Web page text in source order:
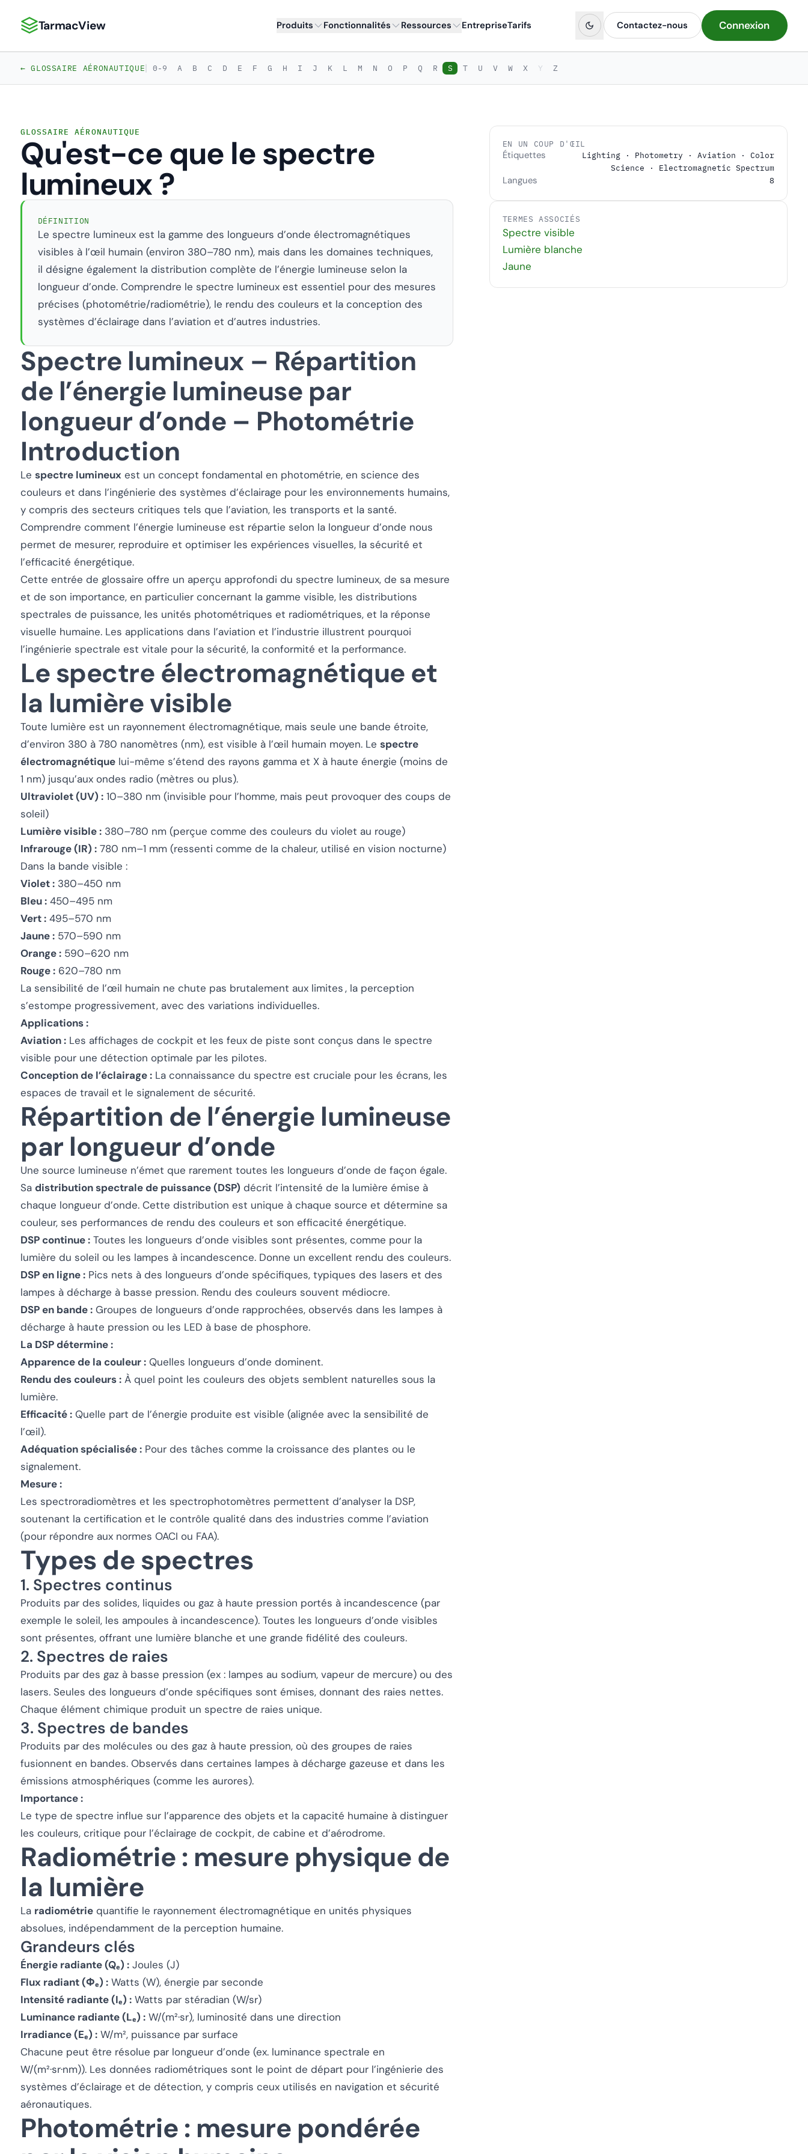
TarmacView : Analyses aéronautiques de précision
TarmacView Produits Fonctionnalités Ressources EntrepriseTarifs Contactez-nous Connexion
← GLOSSAIRE AÉRONAUTIQUE| 0-9 A B C D E F G H I J K L M N O P Q R S T U V W X Y Z
GLOSSAIRE AÉRONAUTIQUE
Qu'est-ce que le spectre
lumineux ?
DÉFINITION
Le spectre lumineux est la gamme des longueurs d’onde électromagnétiques
visibles à l’œil humain (environ 380–780 nm), mais dans les domaines techniques,
il désigne également la distribution complète de l’énergie lumineuse selon la
longueur d’onde. Comprendre le spectre lumineux est essentiel pour des mesures
précises (photométrie/radiométrie), le rendu des couleurs et la conception des
systèmes d’éclairage dans l’aviation et d’autres industries.
Spectre lumineux – Répartition
de l’énergie lumineuse par
longueur d’onde – Photométrie
Introduction
Le spectre lumineux est un concept fondamental en photométrie, en science des
couleurs et dans l’ingénierie des systèmes d’éclairage pour les environnements humains,
y compris des secteurs critiques tels que l’aviation, les transports et la santé.
Comprendre comment l’énergie lumineuse est répartie selon la longueur d’onde nous
permet de mesurer, reproduire et optimiser les expériences visuelles, la sécurité et
l’efficacité énergétique.
Cette entrée de glossaire offre un aperçu approfondi du spectre lumineux, de sa mesure
et de son importance, en particulier concernant la gamme visible, les distributions
spectrales de puissance, les unités photométriques et radiométriques, et la réponse
visuelle humaine. Les applications dans l’aviation et l’industrie illustrent pourquoi
l’ingénierie spectrale est vitale pour la sécurité, la conformité et la performance.
Le spectre électromagnétique et
la lumière visible
Toute lumière est un rayonnement électromagnétique, mais seule une bande étroite,
d’environ 380 à 780 nanomètres (nm), est visible à l’œil humain moyen. Le spectre
électromagnétique lui-même s’étend des rayons gamma et X à haute énergie (moins de
1 nm) jusqu’aux ondes radio (mètres ou plus).
Ultraviolet (UV) : 10–380 nm (invisible pour l’homme, mais peut provoquer des coups de
soleil)
Lumière visible : 380–780 nm (perçue comme des couleurs du violet au rouge)
Infrarouge (IR) : 780 nm–1 mm (ressenti comme de la chaleur, utilisé en vision nocturne)
Dans la bande visible :
Violet : 380–450 nm
Bleu : 450–495 nm
Vert : 495–570 nm
Jaune : 570–590 nm
Orange : 590–620 nm
Rouge : 620–780 nm
La sensibilité de l’œil humain ne chute pas brutalement aux limites , la perception
s’estompe progressivement, avec des variations individuelles.
Applications :
Aviation : Les affichages de cockpit et les feux de piste sont conçus dans le spectre
visible pour une détection optimale par les pilotes.
Conception de l’éclairage : La connaissance du spectre est cruciale pour les écrans, les
espaces de travail et le signalement de sécurité.
Répartition de l’énergie lumineuse
par longueur d’onde
Une source lumineuse n’émet que rarement toutes les longueurs d’onde de façon égale.
Sa distribution spectrale de puissance (DSP) décrit l’intensité de la lumière émise à
chaque longueur d’onde. Cette distribution est unique à chaque source et détermine sa
couleur, ses performances de rendu des couleurs et son efficacité énergétique.
DSP continue : Toutes les longueurs d’onde visibles sont présentes, comme pour la
lumière du soleil ou les lampes à incandescence. Donne un excellent rendu des couleurs.
DSP en ligne : Pics nets à des longueurs d’onde spécifiques, typiques des lasers et des
lampes à décharge à basse pression. Rendu des couleurs souvent médiocre.
DSP en bande : Groupes de longueurs d’onde rapprochées, observés dans les lampes à
décharge à haute pression ou les LED à base de phosphore.
La DSP détermine :
Apparence de la couleur : Quelles longueurs d’onde dominent.
Rendu des couleurs : À quel point les couleurs des objets semblent naturelles sous la
lumière.
Efficacité : Quelle part de l’énergie produite est visible (alignée avec la sensibilité de
l’œil).
Adéquation spécialisée : Pour des tâches comme la croissance des plantes ou le
signalement.
Mesure :
Les spectroradiomètres et les spectrophotomètres permettent d’analyser la DSP,
soutenant la certification et le contrôle qualité dans des industries comme l’aviation
(pour répondre aux normes OACI ou FAA).
Types de spectres
1. Spectres continus
Produits par des solides, liquides ou gaz à haute pression portés à incandescence (par
exemple le soleil, les ampoules à incandescence). Toutes les longueurs d’onde visibles
sont présentes, offrant une lumière blanche et une grande fidélité des couleurs.
2. Spectres de raies
Produits par des gaz à basse pression (ex : lampes au sodium, vapeur de mercure) ou des
lasers. Seules des longueurs d’onde spécifiques sont émises, donnant des raies nettes.
Chaque élément chimique produit un spectre de raies unique.
3. Spectres de bandes
Produits par des molécules ou des gaz à haute pression, où des groupes de raies
fusionnent en bandes. Observés dans certaines lampes à décharge gazeuse et dans les
émissions atmosphériques (comme les aurores).
Importance :
Le type de spectre influe sur l’apparence des objets et la capacité humaine à distinguer
les couleurs, critique pour l’éclairage de cockpit, de cabine et d’aérodrome.
Radiométrie : mesure physique de
la lumière
La radiométrie quantifie le rayonnement électromagnétique en unités physiques
absolues, indépendamment de la perception humaine.
Grandeurs clés
Énergie radiante (Qₑ) : Joules (J)
Flux radiant (Φₑ) : Watts (W), énergie par seconde
Intensité radiante (Iₑ) : Watts par stéradian (W/sr)
Luminance radiante (Lₑ) : W/(m²·sr), luminosité dans une direction
Irradiance (Eₑ) : W/m², puissance par surface
Chacune peut être résolue par longueur d’onde (ex. luminance spectrale en
W/(m²·sr·nm)). Les données radiométriques sont le point de départ pour l’ingénierie des
systèmes d’éclairage et de détection, y compris ceux utilisés en navigation et sécurité
aéronautiques.
Photométrie : mesure pondérée
EN UN COUP D'ŒIL
Étiquettes
Lighting · Photometry · Aviation · Color
Science · Electromagnetic Spectrum
Langues 8
TERMES ASSOCIÉS
Spectre visible
Lumière blanche
Jaune